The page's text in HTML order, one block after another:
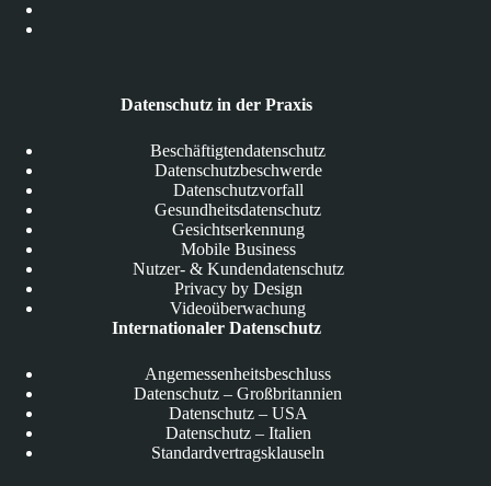
Datenschutz in der Praxis
Beschäftigtendatenschutz
Datenschutzbeschwerde
Datenschutzvorfall
Gesundheitsdatenschutz
Gesichtserkennung
Mobile Business
Nutzer- & Kundendatenschutz
Privacy by Design
Videoüberwachung
Internationaler Datenschutz
Angemessenheitsbeschluss
Datenschutz – Großbritannien
Datenschutz – USA
Datenschutz – Italien
Standardvertragsklauseln